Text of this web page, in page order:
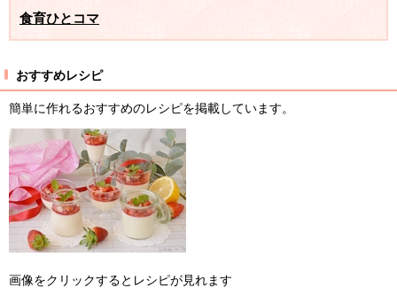
食育ひとコマ
おすすめレシピ
簡単に作れるおすすめのレシピを掲載しています。
画像をクリックするとレシピが見れます